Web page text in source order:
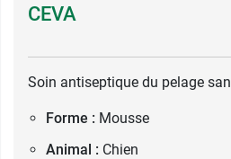
CEVA
Soin antiseptique du pelage
Forme : Mousse
Animal : Chien